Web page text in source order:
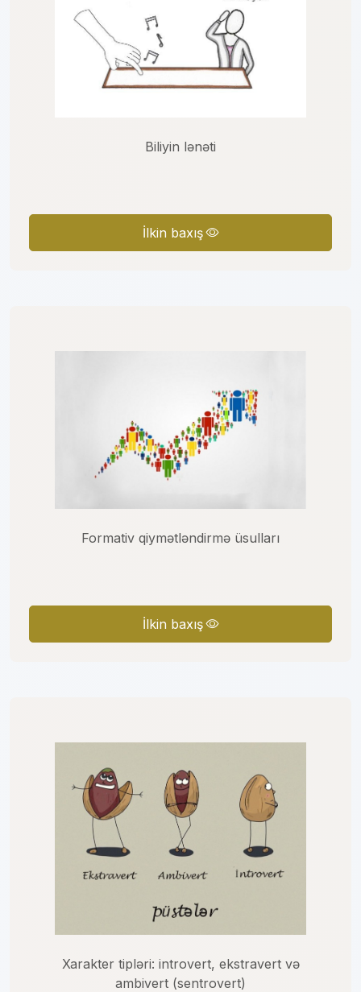
Biliyin lənəti
İlkin baxış
Formativ qiymətləndirmə üsulları
İlkin baxış
Xarakter tipləri: introvert, ekstravert və
ambivert (sentrovert)